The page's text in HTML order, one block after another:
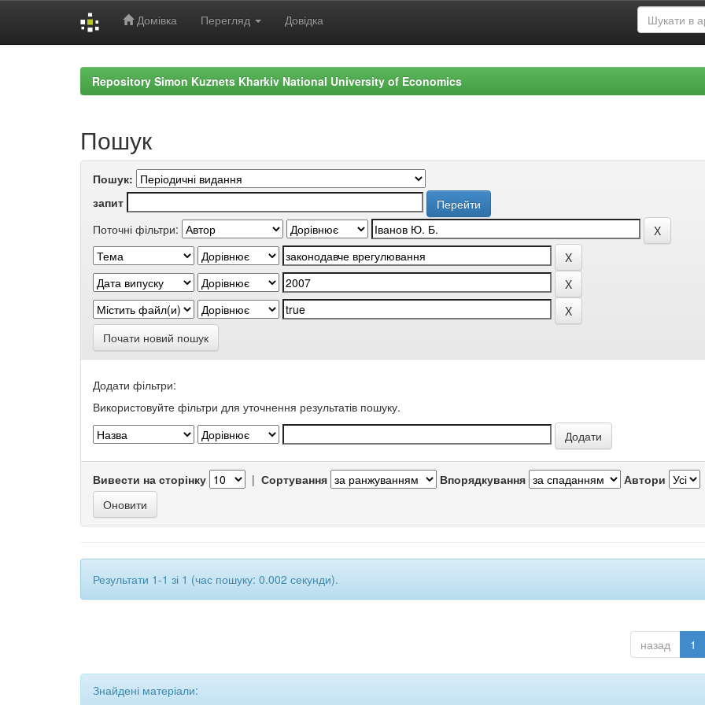
Домівка Перегляд Довідка
Repository Simon Kuznets Kharkiv National University of Economics
Пошук
Пошук:
запит
Поточні фільтри:
Почати новий пошук
Додати фільтри:
Використовуйте фільтри для уточнення результатів пошуку.
Вивести на сторінку | Сортування Впорядкування Автори
Результати 1-1 зі 1 (час пошуку: 0.002 секунди).
назад 1
Знайдені матеріали: